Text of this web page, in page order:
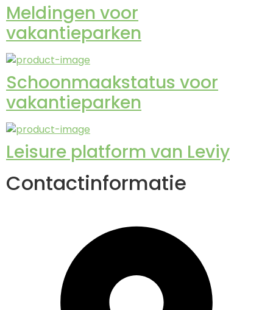
Meldingen voor
vakantieparken
Schoonmaakstatus voor
vakantieparken
Leisure platform van Leviy
Contactinformatie